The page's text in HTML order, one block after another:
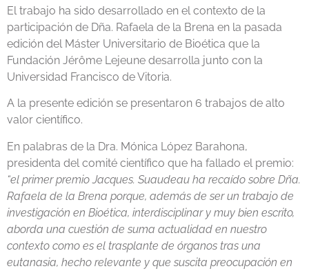
El trabajo ha sido desarrollado en el contexto de la
participación de Dña. Rafaela de la Brena en la pasada
edición del Máster Universitario de Bioética que la
Fundación Jérôme Lejeune desarrolla junto con la
Universidad Francisco de Vitoria.
A la presente edición se presentaron 6 trabajos de alto
valor científico.
En palabras de la Dra. Mónica López Barahona,
presidenta del comité científico que ha fallado el premio:
“el primer premio Jacques. Suaudeau ha recaído sobre Dña.
Rafaela de la Brena porque, además de ser un trabajo de
investigación en Bioética, interdisciplinar y muy bien escrito,
aborda una cuestión de suma actualidad en nuestro
contexto como es el trasplante de órganos tras una
eutanasia, hecho relevante y que suscita preocupación en